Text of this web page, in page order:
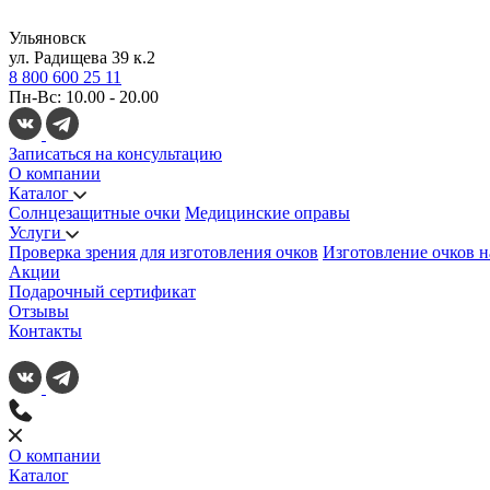
Ульяновск
ул. Радищева 39 к.2
8 800 600 25 11
Пн-Вс: 10.00 - 20.00
Записаться на консультацию
О компании
Каталог
Солнцезащитные очки Медицинские оправы
Услуги
Проверка зрения для изготовления очков Изготовление очков
Акции
Подарочный сертификат
Отзывы
Контакты
О компании
Каталог